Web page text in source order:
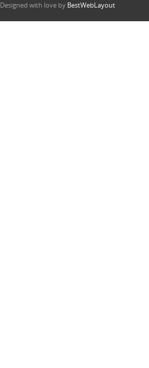
Designed with love by BestWebLayout